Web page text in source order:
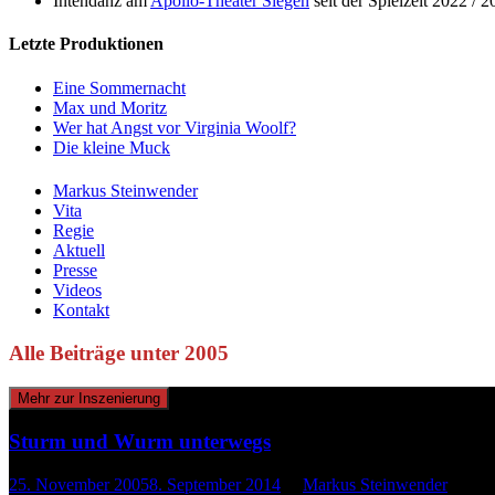
Letzte Produktionen
Eine Sommernacht
Max und Moritz
Wer hat Angst vor Virginia Woolf?
Die kleine Muck
Markus Steinwender
Vita
Regie
Aktuell
Presse
Videos
Kontakt
Alle Beiträge unter 2005
Mehr zur Inszenierung
Sturm und Wurm unterwegs
25. November 20058. September 2014 Markus Steinwender